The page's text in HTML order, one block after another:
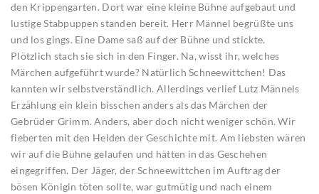
den Krippengarten. Dort war eine kleine Bühne aufgebaut und
lustige Stabpuppen standen bereit. Herr Männel begrüßte uns
und los gings. Eine Dame saß auf der Bühne und stickte.
Plötzlich stach sie sich in den Finger. Na, wisst ihr, welches
Märchen aufgeführt wurde? Natürlich Schneewittchen! Das
kannten wir selbstverständlich. Allerdings verlief Lutz Männels
Erzählung ein klein bisschen anders als das Märchen der
Gebrüder Grimm. Anders, aber doch nicht weniger schön. Wir
fieberten mit den Helden der Geschichte mit. Am liebsten wären
wir auf die Bühne gelaufen und hätten in das Geschehen
eingegriffen. Der Jäger, der Schneewittchen im Auftrag der
bösen Königin töten sollte, war gutmütig und nach einem